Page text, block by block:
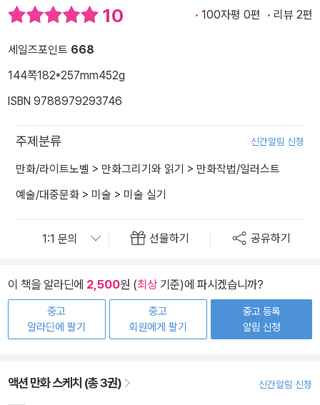
10 100자평 0편 리뷰 2편
세일즈포인트 668
144쪽182*257mm452g
ISBN 9788979293746
주제분류 신간알림 신청
만화/라이트노벨 > 만화그리기와 읽기 > 만화작법/일러스트
예술/대중문화 > 미술 > 미술 실기
선물하기 공유하기
이 책을 알라딘에 2,500원 (최상기준)에 파시겠습니까?
중고
알라딘에 팔기
중고
회원에게 팔기
중고 등록
알림 신청
액션 만화 스케치 (총 3권) 신간알림 신청